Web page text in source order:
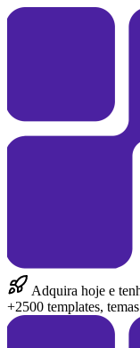
Adquira hoje e
+2500 templates,